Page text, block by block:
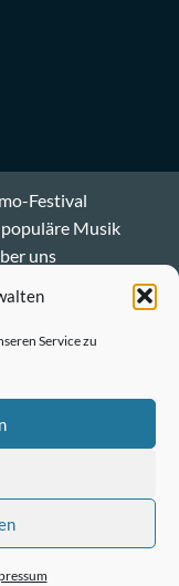
Service zu
Festival
Musik
uns
by AF themes.